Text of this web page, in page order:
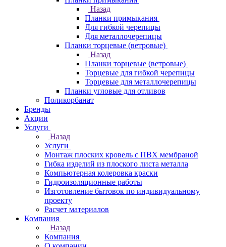
Назад
Планки примыкания
Для гибкой черепицы
Для металлочерепицы
Планки торцевые (ветровые)
Назад
Планки торцевые (ветровые)
Торцевые для гибкой черепицы
Торцевые для металлочерепицы
Планки угловые для отливов
Поликорбанат
Бренды
Акции
Услуги
Назад
Услуги
Монтаж плоских кровель с ПВХ мембраной
Гибка изделий из плоского листа металла
Компьютерная колеровка краски
Гидроизоляционные работы
Изготовление бытовок по индивидуальному
проекту
Расчет материалов
Компания
Назад
Компания